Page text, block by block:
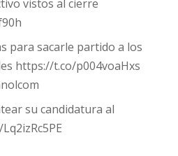
vistos al cierre
para sacarle partido a los
https://t.co/p004voaHxs
su candidatura al